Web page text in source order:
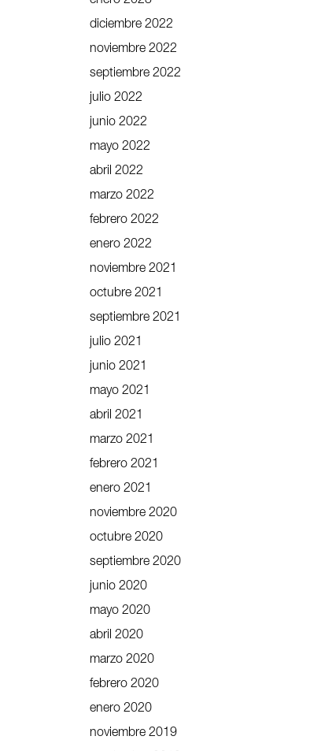
diciembre 2022
noviembre 2022
septiembre 2022
julio 2022
junio 2022
mayo 2022
abril 2022
marzo 2022
febrero 2022
enero 2022
noviembre 2021
octubre 2021
septiembre 2021
julio 2021
junio 2021
mayo 2021
abril 2021
marzo 2021
febrero 2021
enero 2021
noviembre 2020
octubre 2020
septiembre 2020
junio 2020
mayo 2020
abril 2020
marzo 2020
febrero 2020
enero 2020
noviembre 2019